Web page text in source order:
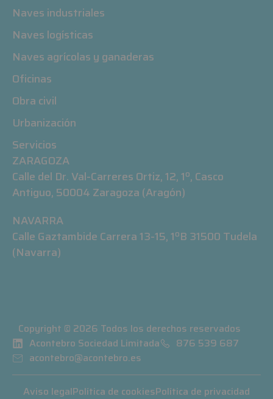
Naves industriales
Naves logísticas
Naves agrícolas y ganaderas
Oficinas
Obra civil
Urbanización
Servicios
ZARAGOZA
Calle del Dr. Val-Carreres Ortiz, 12, 1º, Casco
Antiguo, 50004 Zaragoza (Aragón)
NAVARRA
Calle Gaztambide Carrera 13-15, 1ºB 31500 Tudela
(Navarra)
Copyright © 2026 Todos los derechos reservados
Acontebro Sociedad Limitada
876 539 687
acontebro@acontebro.es
Aviso legalPolítica de cookiesPolítica de privacidad